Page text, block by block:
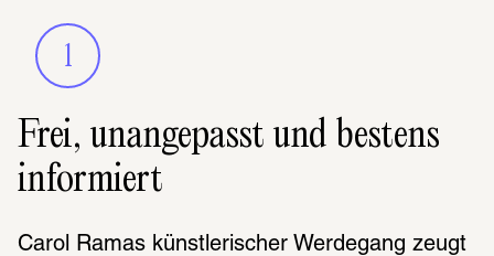
1
Frei, unangepasst und bestens
informiert
Carol Ramas künst­le­ri­scher Werde­gang zeugt